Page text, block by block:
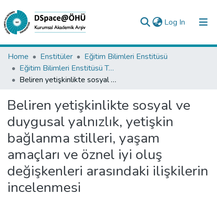
Log In (current)
Collections
All of DSpace
Analyze
Request/Question
Home Enstitüler
Eğitim Bilimleri Enstitüsü
Eğitim Bilimleri Enstitüsü Tez Koleksiyonu
Beliren yetişkinlikte sosyal ve duygusal yalnızlık, yetişkin bağlanma stilleri, yaşam amaçları ve öznel iyi oluş değişkenleri arasındaki ilişkilerin incelenmesi
Beliren yetişkinlikte sosyal ve
duygusal yalnızlık, yetişkin
bağlanma stilleri, yaşam
amaçları ve öznel iyi oluş
değişkenleri arasındaki ilişkilerin
incelenmesi